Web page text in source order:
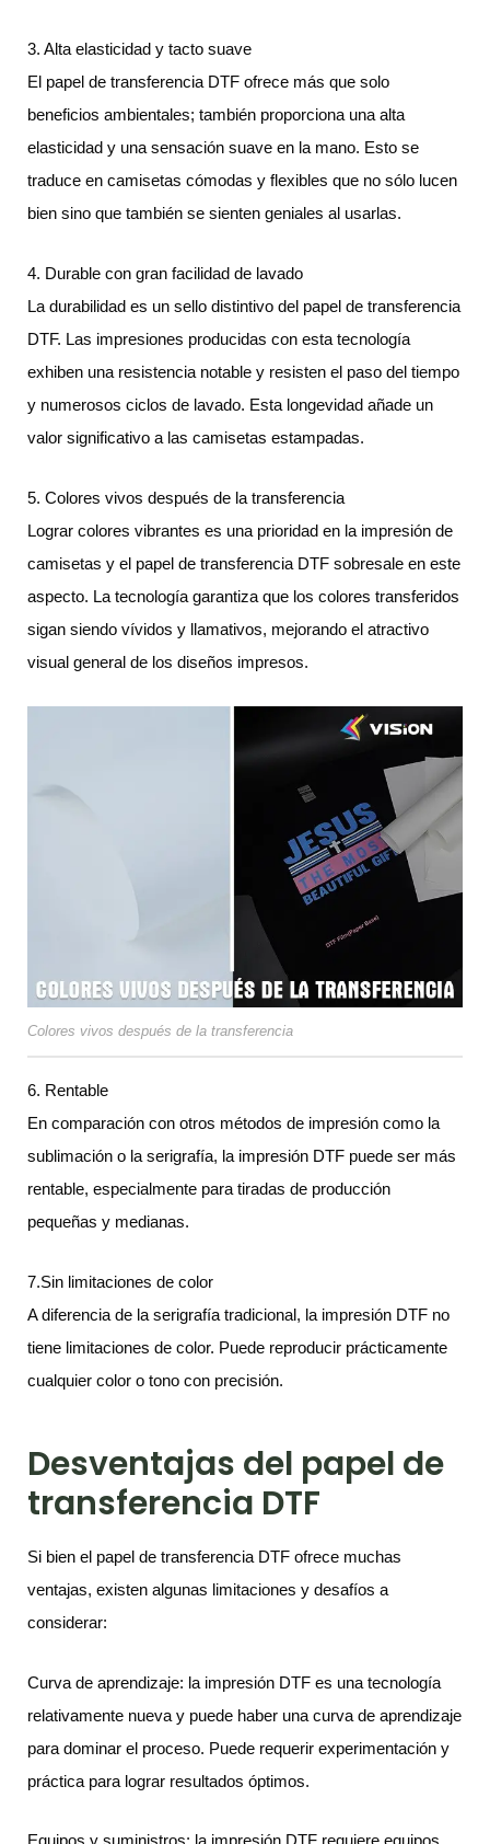
3. Alta elasticidad y tacto suave
El papel de transferencia DTF ofrece más que solo
beneficios ambientales; también proporciona una alta
elasticidad y una sensación suave en la mano. Esto se
traduce en camisetas cómodas y flexibles que no sólo lucen
bien sino que también se sienten geniales al usarlas.
4. Durable con gran facilidad de lavado
La durabilidad es un sello distintivo del papel de transferencia
DTF. Las impresiones producidas con esta tecnología
exhiben una resistencia notable y resisten el paso del tiempo
y numerosos ciclos de lavado. Esta longevidad añade un
valor significativo a las camisetas estampadas.
5. Colores vivos después de la transferencia
Lograr colores vibrantes es una prioridad en la impresión de
camisetas y el papel de transferencia DTF sobresale en este
aspecto. La tecnología garantiza que los colores transferidos
sigan siendo vívidos y llamativos, mejorando el atractivo
visual general de los diseños impresos.
Colores vivos después de la transferencia
6. Rentable
En comparación con otros métodos de impresión como la
sublimación o la serigrafía, la impresión DTF puede ser más
rentable, especialmente para tiradas de producción
pequeñas y medianas.
7.Sin limitaciones de color
A diferencia de la serigrafía tradicional, la impresión DTF no
tiene limitaciones de color. Puede reproducir prácticamente
cualquier color o tono con precisión.
Desventajas del papel de
transferencia DTF
Si bien el papel de transferencia DTF ofrece muchas
ventajas, existen algunas limitaciones y desafíos a
considerar:
Curva de aprendizaje: la impresión DTF es una tecnología
relativamente nueva y puede haber una curva de aprendizaje
para dominar el proceso. Puede requerir experimentación y
práctica para lograr resultados óptimos.